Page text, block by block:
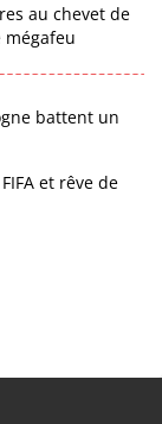
au chevet de
mégafeu
battent un
et rêve de